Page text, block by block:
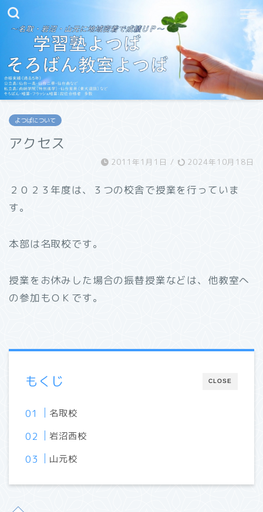
よつばについて
アクセス
2011年1月1日 / 2024年10月18日
２０２３年度は、３つの校舎で授業を行っていま
す。
本部は名取校です。
授業をお休みした場合の振替授業などは、他教室へ
の参加もＯＫです。
CLOSE
もくじ
名取校
岩沼西校
山元校